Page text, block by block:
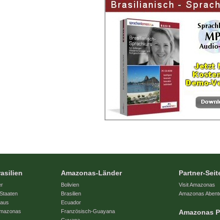
Amazonas-Länder
Bolivien
Brasilien
Ecuador
Französisch-Guayana
Partner-
Visit Amazonas
Amazonas
Amazonas